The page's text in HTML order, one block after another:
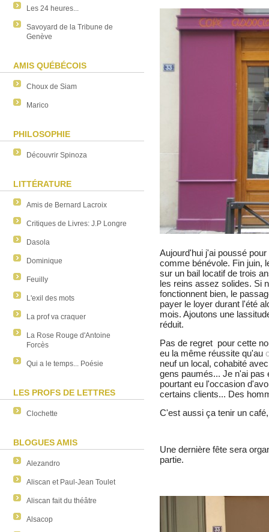
Les 24 heures...
Savoyard de la Tribune de
Genève
AMIS QUÉBÉCOIS
Choux de Siam
Marico
PHILOSOPHIE
Découvrir Spinoza
LITTÉRATURE
Amis de Bernard Lacroix
Critiques de Livres: J.P Longre
Dasola
Dominique
Feuilly
L'exil des mots
La prof va craquer
La Rose Rouge d'Antoine
Forcès
Qui a le temps... Poésie
LES PROFS DE LETTRES
Clochette
BLOGUES AMIS
Alezandro
Aliscan et Paul-Jean Toulet
Aliscan fait du théâtre
Alsacop
Aujourd'hui j'ai poussé
comme bénévole. Fin juin,
sur un bail locatif de trois
les reins assez solides. Si
fonctionnent bien, le
payer le loyer durant l'été
mois. Ajoutons une
réduit.
Pas de regret pour cette
eu la même réussite qu'au
neuf un local, cohabité
gens paumés... Je n'ai pas
pourtant eu l'occasion
certains clients... Des
C'est aussi ça tenir un
Une dernière fête sera
partie.